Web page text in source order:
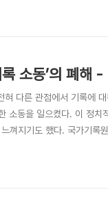
소동’의 폐해 -
다른 관점에서 기록에 대
소동을 일으켰다. 이 정치
껴지기도 했다. 국가기록